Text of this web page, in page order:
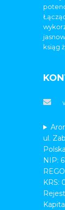
ksiąg
ul.
Polska
NIP:
KRS: